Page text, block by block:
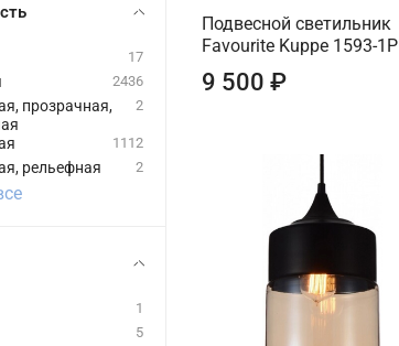
Подвесной светильник
Favourite Kuppe 1593-1P
9 500 ₽
17
2436
прозрачная,
2
1112
рельефная 2
1
5